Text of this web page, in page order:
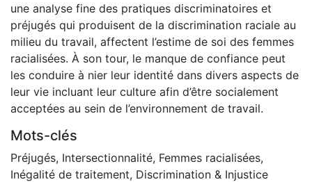
une analyse fine des pratiques discriminatoires et
préjugés qui produisent de la discrimination raciale au
milieu du travail, affectent l’estime de soi des femmes
racialisées. À son tour, le manque de confiance peut
les conduire à nier leur identité dans divers aspects de
leur vie incluant leur culture afin d’être socialement
acceptées au sein de l’environnement de travail.
Mots-clés
Préjugés, Intersectionnalité, Femmes racialisées,
Inégalité de traitement, Discrimination & Injustice